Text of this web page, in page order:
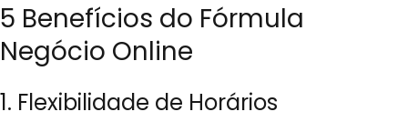
5 Benefícios do Fórmula
Negócio Online
1. Flexibilidade de Horários